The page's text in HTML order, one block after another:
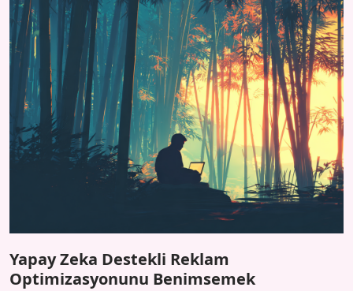
Blog
Yapay Zeka Destekli Reklam
Optimizasyonunu Benimsemek